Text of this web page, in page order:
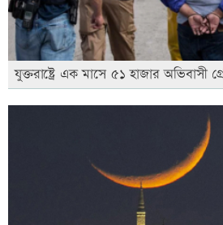
যুক্তরাষ্ট্রে এক মাসে ৫১ হাজার অভিবাসী